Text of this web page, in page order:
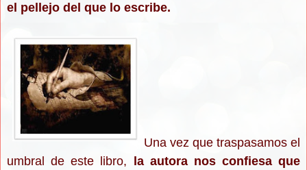
el pellejo del que lo escribe.
Una vez que traspasamos el
umbral de este libro,
la autora nos confiesa que